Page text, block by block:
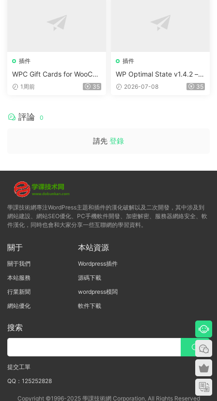
插件
WPC Gift Cards for WooCo
mmerce (Premium) v1.0.2
1周前 35
插件
WP Optimal State v1.4.2 –
WordPress 優化、清理和安
2026-07-08 35
評論 0
請先 登錄
學課技術網專注WordPress主題和插件的漢化破解以及二次開發，其中涉及到
網站建設、網站SEO優化、PC手機軟件開發、加密解密、服務器網絡安全、軟
件漢化，同時也會和大家分享一些互聯網的學習資料。
關于
關于我們
本站服務
行業新聞
網站優化
本站資源
Wordpress插件
源碼下載
wordpress模闆
軟件下載
搜索
提交工單
QQ：125252828
Copyright ©1996-2025 學課技術網 Corporation, All Rights Reserved